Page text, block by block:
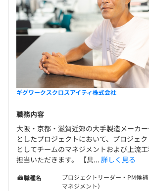
ギグワークスクロスアイティ株式会社
職務内容
大阪・京都・滋賀近郊の大手製造メーカ
としたプロジェクトにおいて、プロジェク
としてチームのマネジメントおよび上流
担当いただきます。 【具... 詳しく見る
職種名
プロジェクトリーダー・PM候
マネジメント）